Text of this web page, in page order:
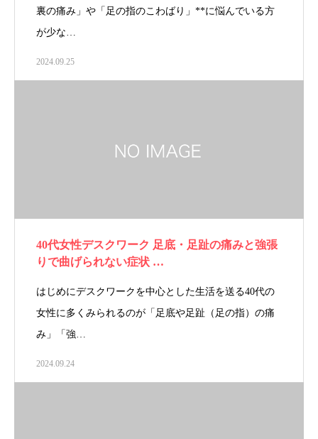
裏の痛み」や「足の指のこわばり」**に悩んでいる方
が少な…
2024.09.25
40代女性デスクワーク 足底・足趾の痛みと強張
りで曲げられない症状 …
はじめにデスクワークを中心とした生活を送る40代の
女性に多くみられるのが「足底や足趾（足の指）の痛
み」「強…
2024.09.24